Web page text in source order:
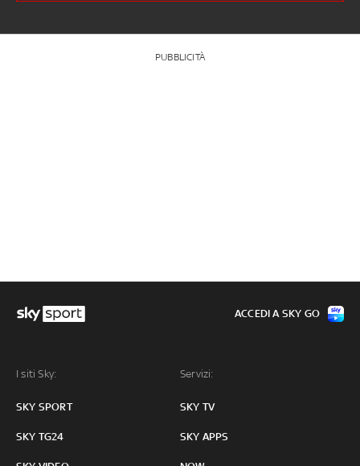
PUBBLICITÀ
I siti Sky:
SKY SPORT
SKY TG24
Servizi:
SKY TV
SKY APPS
ACCEDI A SKY GO